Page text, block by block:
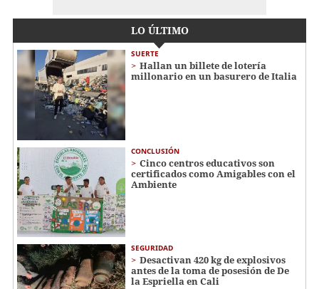
LO ÚLTIMO
SUERTE
Hallan un billete de lotería
millonario en un basurero de Italia
CONCLUSIÓN
Cinco centros educativos son
certificados como Amigables con el
Ambiente
SEGURIDAD
Desactivan 420 kg de explosivos
antes de la toma de posesión de De
la Espriella en Cali